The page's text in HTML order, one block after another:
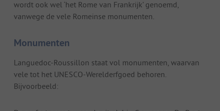
wordt ook wel ‘het Rome van Frankrijk’ genoemd,
vanwege de vele Romeinse monumenten.
Monumenten
Languedoc-Roussillon staat vol monumenten, waarvan
vele tot het UNESCO-Werelderfgoed behoren.
Bijvoorbeeld: